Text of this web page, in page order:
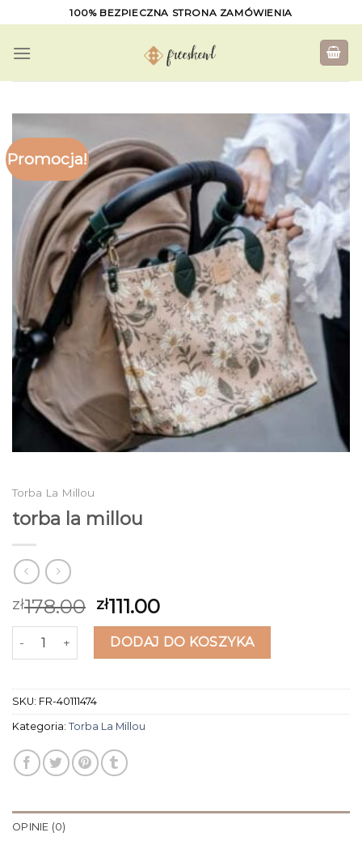
to
content
100% BEZPIECZNA STRONA ZAMÓWIENIA
Promocja!
Torba La Millou
torba la millou
zł178.00 zł111.00
ilość torba la millouDODAJ DO KOSZYKA
SKU: FR-40111474
Kategoria: Torba La Millou
OPINIE (0)